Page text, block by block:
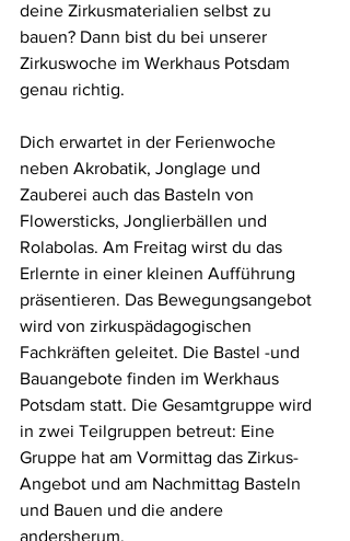
deine Zirkusmaterialien selbst zu
bauen? Dann bist du bei unserer
Zirkuswoche im Werkhaus Potsdam
genau richtig.
Dich erwartet in der Ferienwoche
neben Akrobatik, Jonglage und
Zauberei auch das Basteln von
Flowersticks, Jonglierbällen und
Rolabolas. Am Freitag wirst du das
Erlernte in einer kleinen Aufführung
präsentieren. Das Bewegungsangebot
wird von zirkuspädagogischen
Fachkräften geleitet. Die Bastel -und
Bauangebote finden im Werkhaus
Potsdam statt. Die Gesamtgruppe wird
in zwei Teilgruppen betreut: Eine
Gruppe hat am Vormittag das Zirkus-
Angebot und am Nachmittag Basteln
und Bauen und die andere
andersherum.